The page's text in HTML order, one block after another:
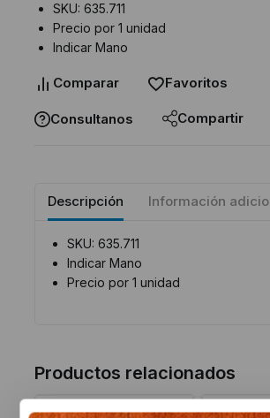
SKU: 635.711
Precio por 1 unidad
Indicar Mano
Comparar Favoritos
Consultanos Compartir
Descripción Información
SKU: 635.711
Indicar Mano
Precio por 1 unidad
Productos relacionados